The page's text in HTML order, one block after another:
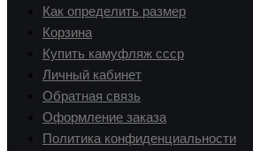
Как определить размер
Корзина
Купить камуфляж ссср
Личный кабинет
Обратная связь
Оформление заказа
Политика конфиденциальности